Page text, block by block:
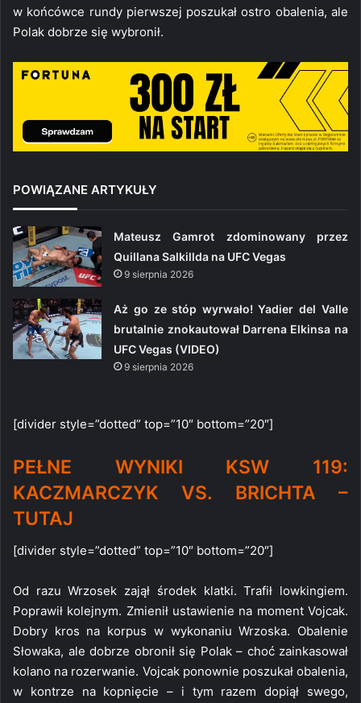
w końcówce rundy pierwszej poszukał ostro obalenia, ale
Polak dobrze się wybronił.
POWIĄZANE ARTYKUŁY
Mateusz Gamrot zdominowany przez
Quillana Salkillda na UFC Vegas
9 sierpnia 2026
Aż go ze stóp wyrwało! Yadier del Valle
brutalnie znokautował Darrena Elkinsa na
UFC Vegas (VIDEO)
9 sierpnia 2026
[divider style=”dotted” top=”10″ bottom=”20″]
PEŁNE WYNIKI KSW 119:
KACZMARCZYK VS. BRICHTA –
TUTAJ
[divider style=”dotted” top=”10″ bottom=”20″]
Od razu Wrzosek zajął środek klatki. Trafił lowkingiem.
Poprawił kolejnym. Zmienił ustawienie na moment Vojcak.
Dobry kros na korpus w wykonaniu Wrzoska. Obalenie
Słowaka, ale dobrze obronił się Polak – choć zainkasował
kolano na rozerwanie. Vojcak ponownie poszukał obalenia,
w kontrze na kopnięcie – i tym razem dopiął swego,